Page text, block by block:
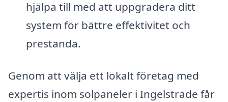
hjälpa till med att uppgradera ditt
system för bättre effektivitet och
prestanda.
Genom att välja ett lokalt företag med
expertis inom solpaneler i Ingelsträde får